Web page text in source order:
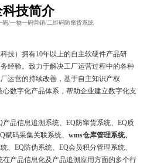
科技简介
/一物一码营销/二维码防窜货系统
技）拥有10年以上的自主软硬件产品研
经验。致力于解决工厂运营过程中的各种
运营的持续改善，基于自主知识产权
心数字化产品体系，帮助企业建立数字化支
产品信息追溯系统、EQ防窜货系统、EQ质
赋码采集关联系统、 wms仓库管理系统、
、EQ防伪系统、EQ会员积分管理系统、
产品信息化及产品追溯应用方面的多个行